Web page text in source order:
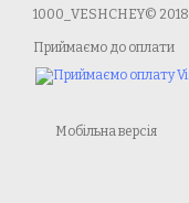
1000_VESHCHEY© 2018
Приймаємо до оплати
Мобільна версія